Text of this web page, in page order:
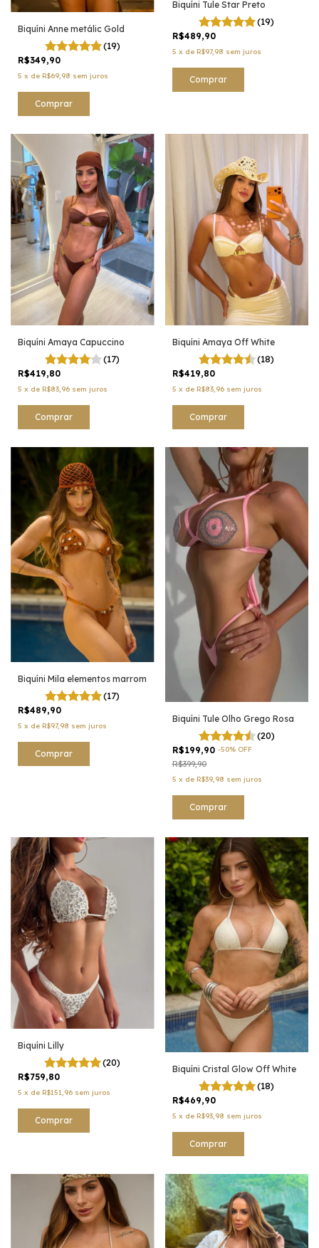
Biquíni Anne metálic Gold
(19)
R$349,90
5 x de R$69,98 sem juros
Comprar
Biquíni Tule Star Preto
(19)
R$489,90
5 x de R$97,98 sem juros
Comprar
Biquíni Amaya Capuccino
(17)
R$419,80
5 x de R$83,96 sem juros
Comprar
Biquíni Amaya Off White
(18)
R$419,80
5 x de R$83,96 sem juros
Comprar
Biquíni Mila elementos marrom
(17)
R$489,90
5 x de R$97,98 sem juros
Comprar
Biquíni Tule Olho Grego Rosa
(20)
R$199,90 -50% OFF
R$399,90
5 x de R$39,98 sem juros
Comprar
Biquíni Lilly
(20)
R$759,80
5 x de R$151,96 sem juros
Comprar
Biquíni Cristal Glow Off White
(18)
R$469,90
5 x de R$93,98 sem juros
Comprar